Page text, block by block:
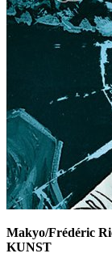
Makyo/Frédéric
KUNST